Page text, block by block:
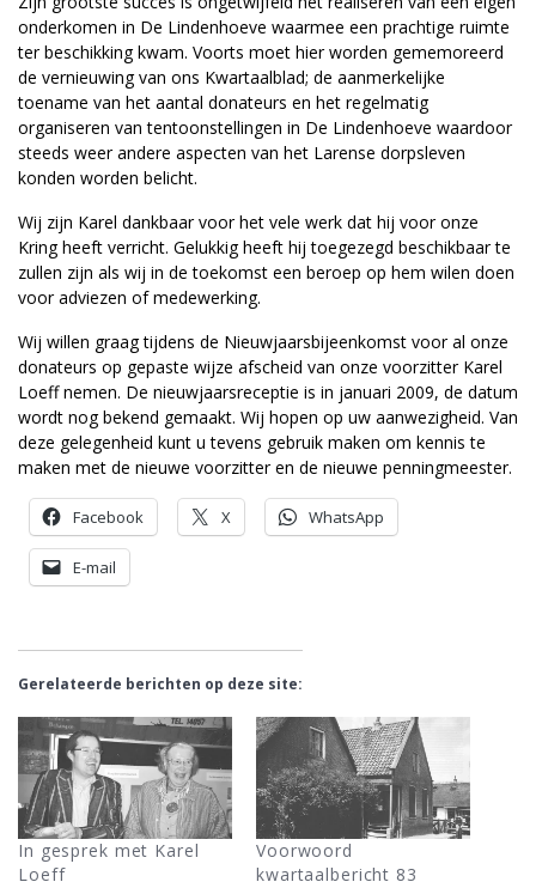
onderkomen in De Lindenhoeve waarmee een prachtige ruimte
ter beschikking kwam. Voorts moet hier worden gememoreerd
de vernieuwing van ons Kwartaalblad; de aanmerkelijke
toename van het aantal donateurs en het regelmatig
organiseren van tentoonstellingen in De Lindenhoeve waardoor
steeds weer andere aspecten van het Larense dorpsleven
konden worden belicht.
Wij zijn Karel dankbaar voor het vele werk dat hij voor onze
Kring heeft verricht. Gelukkig heeft hij toegezegd beschikbaar te
zullen zijn als wij in de toekomst een beroep op hem wilen doen
voor adviezen of medewerking.
Wij willen graag tijdens de Nieuwjaarsbijeenkomst voor al onze
donateurs op gepaste wijze afscheid van onze voorzitter Karel
Loeff nemen. De nieuwjaarsreceptie is in januari 2009, de datum
wordt nog bekend gemaakt. Wij hopen op uw aanwezigheid. Van
deze gelegenheid kunt u tevens gebruik maken om kennis te
maken met de nieuwe voorzitter en de nieuwe penningmeester.
Facebook X WhatsApp
E-mail
Gerelateerde berichten op deze site:
In gesprek met Karel
Loeff
Voorwoord
kwartaalbericht 83